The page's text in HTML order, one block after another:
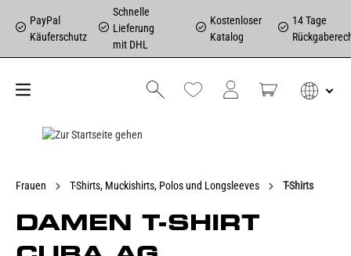
PayPal
Käuferschutz
Schnelle
Lieferung
mit DHL
Kostenloser
Katalog
14 Tage
Frauen T-Shirts, Muckishirts, Polos und Longsleeves T-Shirts
DAMEN T-SHIRT